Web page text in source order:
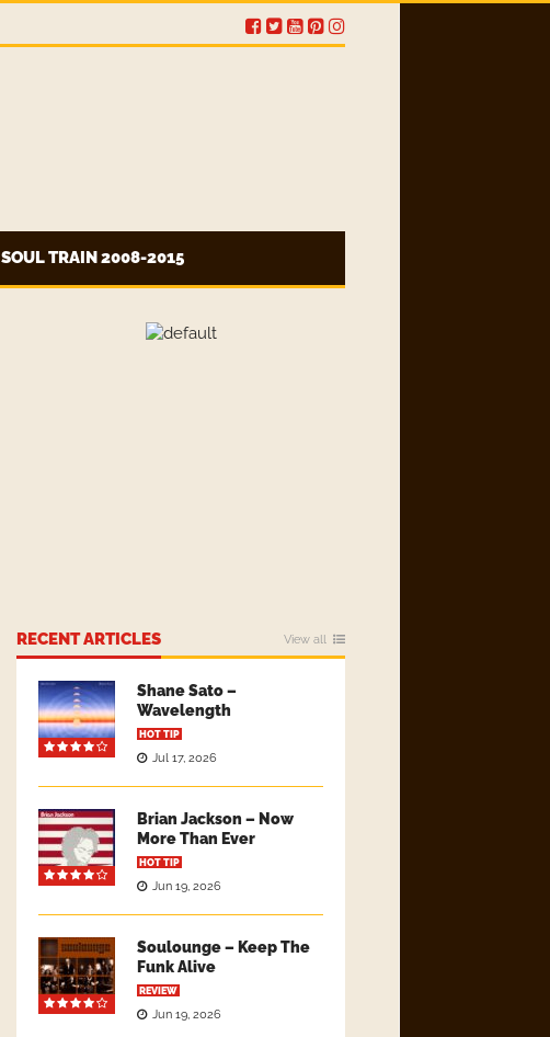
SOUL TRAIN 2008-2015
RECENT ARTICLES View all
Shane Sato –
Wavelength
HOT TIP
Jul 17, 2026
Brian Jackson – Now
More Than Ever
HOT TIP
Jun 19, 2026
Soulounge – Keep The
Funk Alive
REVIEW
Jun 19, 2026